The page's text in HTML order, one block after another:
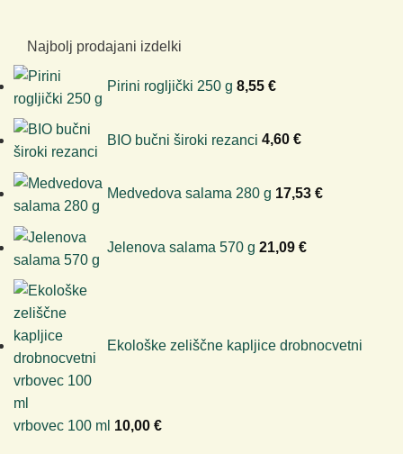
Najbolj prodajani izdelki
Pirini rogljički 250 g 8,55 €
BIO bučni široki rezanci 4,60 €
Medvedova salama 280 g 17,53 €
Jelenova salama 570 g 21,09 €
Ekološke zeliščne kapljice drobnocvetni
vrbovec 100 ml 10,00 €